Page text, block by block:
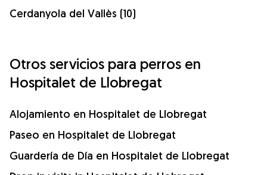
Cerdanyola del Vallès (10)
Otros servicios para perros en
Hospitalet de Llobregat
Alojamiento en Hospitalet de Llobregat
Paseo en Hospitalet de Llobregat
Guardería de Día en Hospitalet de Llobregat